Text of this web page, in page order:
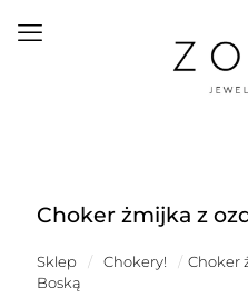
Choker żmijka z
Sklep / Chokery! / Choker
Boską